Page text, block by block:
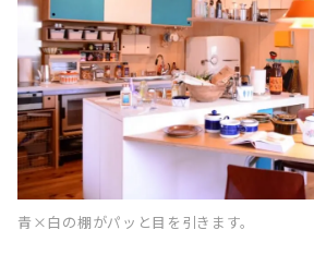
青×白の棚がパッと目を引きます。